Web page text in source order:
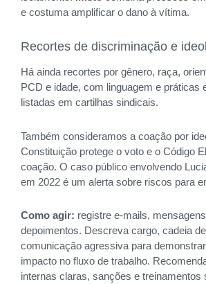
e costuma amplificar o dano à vítima.
Recortes de discriminação e
Há ainda recortes por gênero, raça,
PCD e idade, com linguagem e práticas
listadas em cartilhas sindicais.
Também consideramos a coação por
Constituição protege o voto e o Código
coação. O caso público envolvendo
em 2022 é um alerta sobre riscos para
Como agir: registre e-mails,
depoimentos. Descreva cargo, cadeia
comunicação agressiva para
impacto no fluxo de trabalho.
internas claras, sanções e treinamentos